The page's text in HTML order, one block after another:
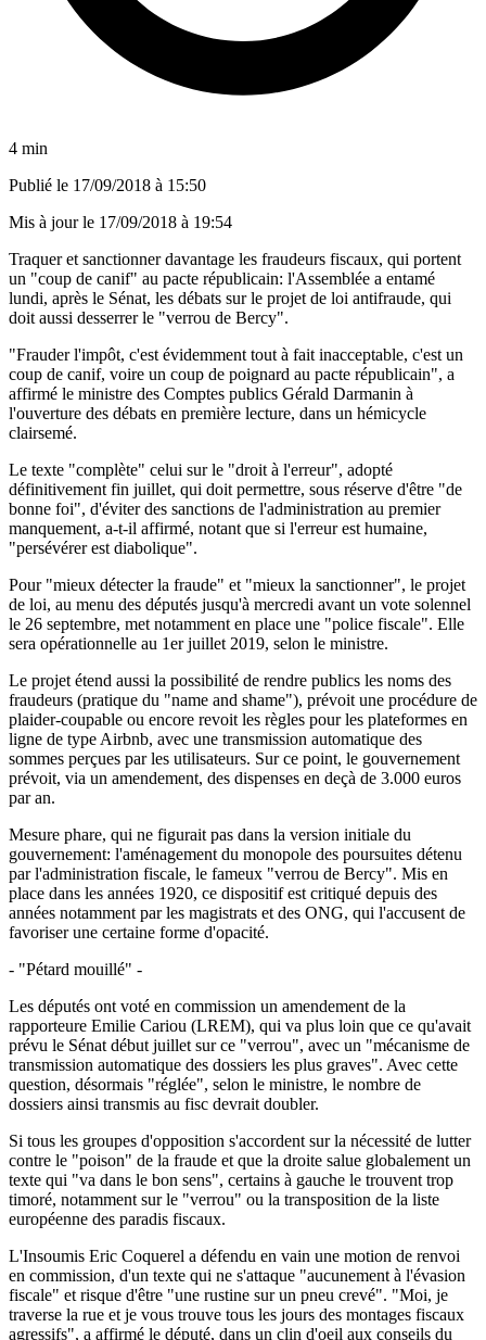
4 min
Publié le 17/09/2018 à 15:50
Mis à jour le 17/09/2018 à 19:54
Traquer et sanctionner davantage les fraudeurs fiscaux, qui portent
un "coup de canif" au pacte républicain: l'Assemblée a entamé
lundi, après le Sénat, les débats sur le projet de loi antifraude, qui
doit aussi desserrer le "verrou de Bercy".
"Frauder l'impôt, c'est évidemment tout à fait inacceptable, c'est un
coup de canif, voire un coup de poignard au pacte républicain", a
affirmé le ministre des Comptes publics Gérald Darmanin à
l'ouverture des débats en première lecture, dans un hémicycle
clairsemé.
Le texte "complète" celui sur le "droit à l'erreur", adopté
définitivement fin juillet, qui doit permettre, sous réserve d'être "de
bonne foi", d'éviter des sanctions de l'administration au premier
manquement, a-t-il affirmé, notant que si l'erreur est humaine,
"persévérer est diabolique".
Pour "mieux détecter la fraude" et "mieux la sanctionner", le projet
de loi, au menu des députés jusqu'à mercredi avant un vote solennel
le 26 septembre, met notamment en place une "police fiscale". Elle
sera opérationnelle au 1er juillet 2019, selon le ministre.
Le projet étend aussi la possibilité de rendre publics les noms des
fraudeurs (pratique du "name and shame"), prévoit une procédure de
plaider-coupable ou encore revoit les règles pour les plateformes en
ligne de type Airbnb, avec une transmission automatique des
sommes perçues par les utilisateurs. Sur ce point, le gouvernement
prévoit, via un amendement, des dispenses en deçà de 3.000 euros
par an.
Mesure phare, qui ne figurait pas dans la version initiale du
gouvernement: l'aménagement du monopole des poursuites détenu
par l'administration fiscale, le fameux "verrou de Bercy". Mis en
place dans les années 1920, ce dispositif est critiqué depuis des
années notamment par les magistrats et des ONG, qui l'accusent de
favoriser une certaine forme d'opacité.
- "Pétard mouillé" -
Les députés ont voté en commission un amendement de la
rapporteure Emilie Cariou (LREM), qui va plus loin que ce qu'avait
prévu le Sénat début juillet sur ce "verrou", avec un "mécanisme de
transmission automatique des dossiers les plus graves". Avec cette
question, désormais "réglée", selon le ministre, le nombre de
dossiers ainsi transmis au fisc devrait doubler.
Si tous les groupes d'opposition s'accordent sur la nécessité de lutter
contre le "poison" de la fraude et que la droite salue globalement un
texte qui "va dans le bon sens", certains à gauche le trouvent trop
timoré, notamment sur le "verrou" ou la transposition de la liste
européenne des paradis fiscaux.
L'Insoumis Eric Coquerel a défendu en vain une motion de renvoi
en commission, d'un texte qui ne s'attaque "aucunement à l'évasion
fiscale" et risque d'être "une rustine sur un pneu crevé". "Moi, je
traverse la rue et je vous trouve tous les jours des montages fiscaux
agressifs", a affirmé le député, dans un clin d'oeil aux conseils du